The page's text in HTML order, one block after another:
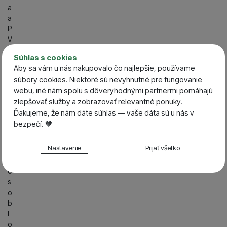
Súhlas s cookies
Aby sa vám u nás nakupovalo čo najlepšie, používame
súbory cookies. Niektoré sú nevyhnutné pre fungovanie
webu, iné nám spolu s dôveryhodnými partnermi pomáhajú
zlepšovať služby a zobrazovať relevantné ponuky.
Ďakujeme, že nám dáte súhlas — vaše dáta sú u nás v
bezpečí. 🧡
Nastavenie súhlasov s kategóriami cookies
. VŽDY AKTÍVNE
Nastavenie Prijať všetko
a
a
P
V
ô
s
o
b
l
o